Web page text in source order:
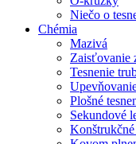
Niečo o
Chémia
Mazivá
Zaisťovanie
Tesnenie
Plošné
Sekundové